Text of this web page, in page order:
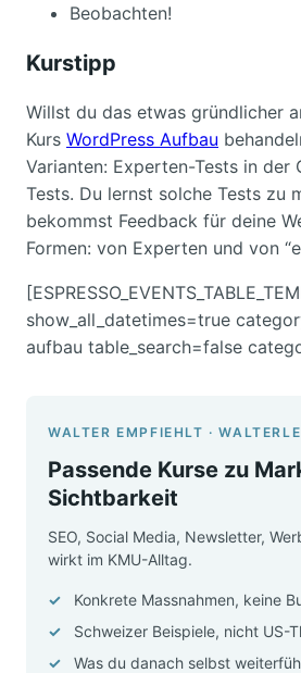
Beobachten!
Kurstipp
Willst du das etwas gründlicher
Kurs WordPress Aufbau
Varianten: Experten-Tests in der
Tests. Du lernst solche Tests zu
bekommst Feedback für deine
Formen: von Experten und von
show_all_datetimes=true
aufbau table_search=false
WALTER EMPFIEHLT ·
Passende Kurse zu
Sichtbarkeit
SEO, Social Media, Newsletter,
wirkt im KMU-Alltag.
Konkrete Massnahmen, keine
Schweizer Beispiele, nicht US-
Was du danach selbst